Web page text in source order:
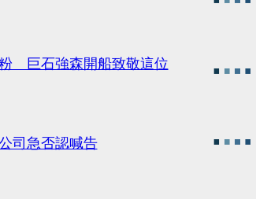
巨石強森開船致敬這位
司急否認喊告